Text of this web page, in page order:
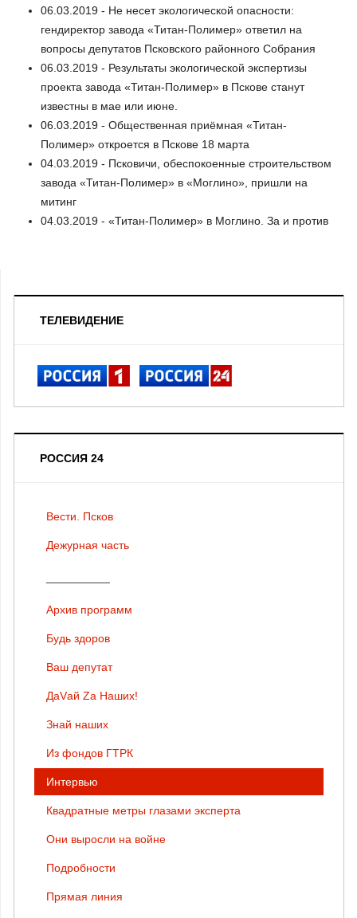
06.03.2019 - Не несет экологической опасности:
гендиректор завода «Титан-Полимер» ответил на
вопросы депутатов Псковского районного Собрания
06.03.2019 - Результаты экологической экспертизы
проекта завода «Титан-Полимер» в Пскове станут
известны в мае или июне.
06.03.2019 - Общественная приёмная «Титан-
Полимер» откроется в Пскове 18 марта
04.03.2019 - Псковичи, обеспокоенные строительством
завода «Титан-Полимер» в «Моглино», пришли на
митинг
04.03.2019 - «Титан-Полимер» в Моглино. За и против
ТЕЛЕВИДЕНИЕ
РОССИЯ 24
Вести. Псков
Дежурная часть
Архив программ
Будь здоров
Ваш депутат
ДаVай Zа Наших!
Знай наших
Из фондов ГТРК
Интервью
Квадратные метры глазами эксперта
Они выросли на войне
Подробности
Прямая линия